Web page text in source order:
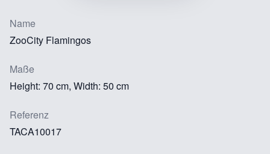
Name
ZooCity Flamingos
Maße
Height: 70 cm, Width: 50 cm
Referenz
TACA10017